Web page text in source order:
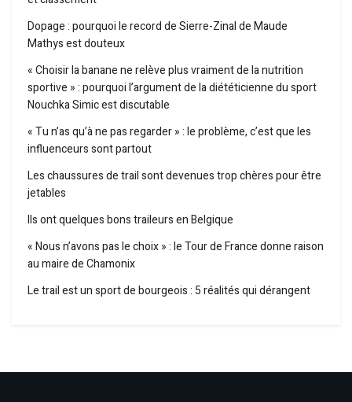
Dopage : pourquoi le record de Sierre-Zinal de Maude
Mathys est douteux
« Choisir la banane ne relève plus vraiment de la nutrition
sportive » : pourquoi l’argument de la diététicienne du sport
Nouchka Simic est discutable
« Tu n’as qu’à ne pas regarder » : le problème, c’est que les
influenceurs sont partout
Les chaussures de trail sont devenues trop chères pour être
jetables
Ils ont quelques bons traileurs en Belgique
« Nous n’avons pas le choix » : le Tour de France donne raison
au maire de Chamonix
Le trail est un sport de bourgeois : 5 réalités qui dérangent